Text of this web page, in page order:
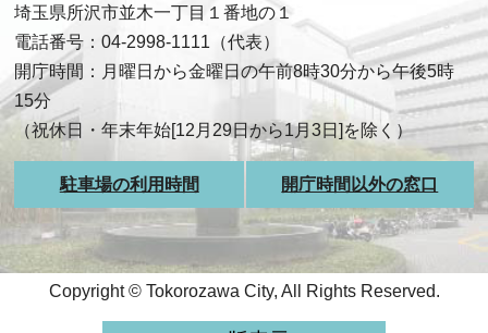
埼玉県所沢市並木一丁目１番地の１
電話番号：04-2998-1111（代表）
開庁時間：月曜日から金曜日の午前8時30分から午後5時
15分
（祝休日・年末年始[12月29日から1月3日]を除く）
駐車場の利用時間 開庁時間以外の窓口
Copyright © Tokorozawa City, All Rights Reserved.